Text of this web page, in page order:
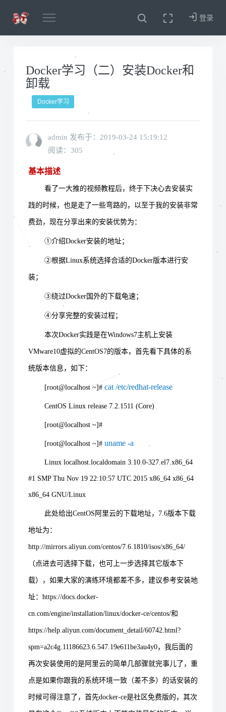
登录
Docker学习（二）安装Docker和
卸载
Docker学习
admin 发布于： 2019-03-24 15:19:12
阅读：305
基本描述
看了一大推的视频教程后，终于下决心去安装实
践的时候，也是走了一些弯路的，以至于我的安装非常
费劲，现在分享出来的安装优势为：
①介绍Docker安装的地址；
②根据Linux系统选择合适的Docker版本进行安
装；
③绕过Docker国外的下载龟速；
④分享完整的安装过程；
本次Docker实践是在Windows7主机上安装
VMware10虚拟的CentOS7的版本，首先看下具体的系
统版本信息，如下：
[root@localhost ~]# cat /etc/redhat-release
CentOS Linux release 7.2.1511 (Core)
[root@localhost ~]#
[root@localhost ~]# uname -a
Linux localhost.localdomain 3.10.0-327.el7.x86_64
#1 SMP Thu Nov 19 22:10:57 UTC 2015 x86_64 x86_64
x86_64 GNU/Linux
此处给出CentOS阿里云的下载地址，7.6版本下载
地址为：
http://mirrors.aliyun.com/centos/7.6.1810/isos/x86_64/
（点进去可选择下载，也可上一步选择其它版本下
载），如果大家的演练环境都差不多，建议参考安装地
址：https://docs.docker-
cn.com/engine/installation/linux/docker-ce/centos/和
https://help.aliyun.com/document_detail/60742.html?
spm=a2c4g.11186623.6.547.19e611be3au4y0，我后面的
再次安装使用的是阿里云的简单几部骤就完事儿了，重
点是如果你跟我的系统环境一致（差不多）的话安装的
时候可得注意了，首先docker-ce是社区免费版的，其次